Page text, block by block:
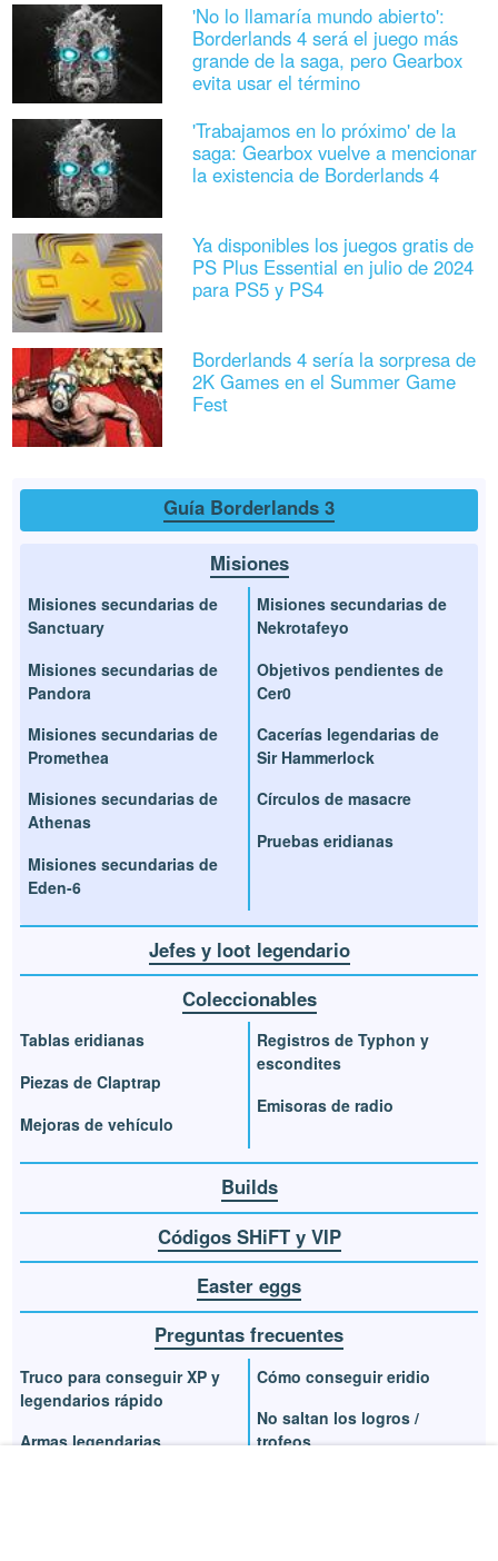
'No lo llamaría mundo abierto':
Borderlands 4 será el juego más
grande de la saga, pero Gearbox
evita usar el término
'Trabajamos en lo próximo' de la
saga: Gearbox vuelve a mencionar
la existencia de Borderlands 4
Ya disponibles los juegos gratis de
PS Plus Essential en julio de 2024
para PS5 y PS4
Borderlands 4 sería la sorpresa de
2K Games en el Summer Game
Fest
Guía Borderlands 3
Misiones
Misiones secundarias de
Sanctuary
Misiones secundarias de
Pandora
Misiones secundarias de
Promethea
Misiones secundarias de
Athenas
Misiones secundarias de
Eden-6
Misiones secundarias de
Nekrotafeyo
Objetivos pendientes de
Cer0
Cacerías legendarias de
Sir Hammerlock
Círculos de masacre
Pruebas eridianas
Jefes y loot legendario
Coleccionables
Tablas eridianas
Piezas de Claptrap
Mejoras de vehículo
Registros de Typhon y
escondites
Emisoras de radio
Builds
Códigos SHiFT y VIP
Easter eggs
Preguntas frecuentes
Truco para conseguir XP y
legendarios rápido
Armas legendarias
Cómo conseguir eridio
No saltan los logros /
trofeos